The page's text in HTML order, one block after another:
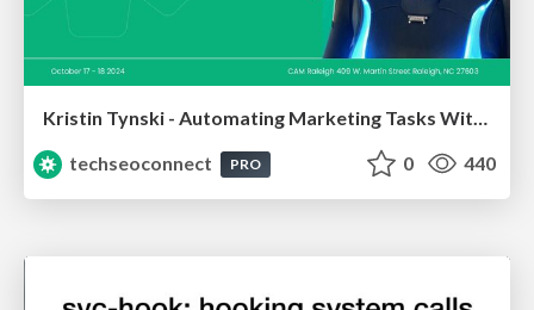
Kristin Tynski - Automating Marketing Tasks With AI
techseoconnect
PRO 0 440